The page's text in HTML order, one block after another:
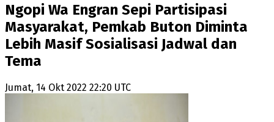
Ngopi Wa Engran Sepi Partisipasi
Masyarakat, Pemkab Buton Diminta
Lebih Masif Sosialisasi Jadwal dan
Tema
Jumat, 14 Okt 2022 22:20 UTC